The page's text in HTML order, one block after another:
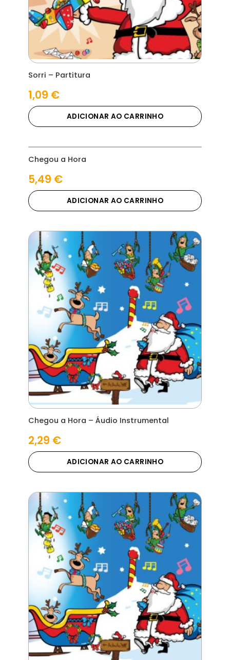
Sorri – Partitura
1,09 €
ADICIONAR AO CARRINHO
Chegou a Hora
5,49 €
ADICIONAR AO CARRINHO
Chegou a Hora – Áudio Instrumental
2,29 €
ADICIONAR AO CARRINHO